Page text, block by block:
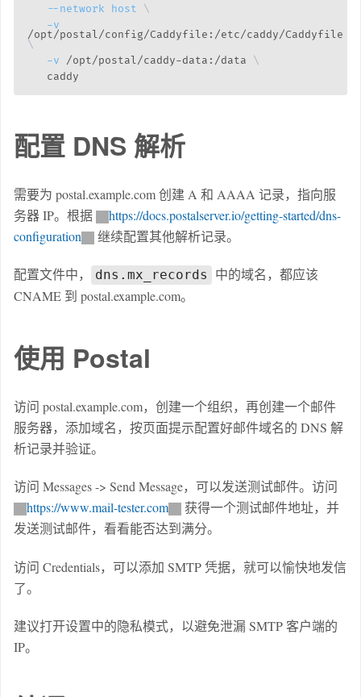
--network
host
\
-v
\
-v /opt/postal/caddy-data:/data \
配置 DNS 解析
需要为 postal.example.com 创建 A 和 AAAA 记录，指向服
务器 IP。根据
https://docs.postalserver.io/getting-started/dns-
configuration
继续配置其他解析记录。
配置文件中， dns.mx_records
中的域名，都应该
CNAME 到 postal.example.com。
使用 Postal
访问 postal.example.com，创建一个组织，再创建一个邮件
服务器，添加域名，按页面提示配置好邮件域名的 DNS 解
析记录并验证。
访问 Messages -> Send Message，可以发送测试邮件。访问
https://www.mail-tester.com
获得一个测试邮件地址，并
发送测试邮件，看看能否达到满分。
访问 Credentials，可以添加 SMTP 凭据，就可以愉快地发信
了。
建议打开设置中的隐私模式，以避免泄漏 SMTP 客户端的
IP。